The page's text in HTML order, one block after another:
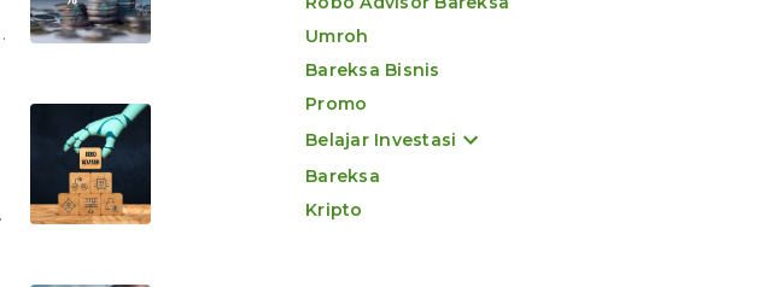
dengan yang hanya top up 2 kali
terakhir
Umroh
Bareksa Bisnis
Promo
Belajar Investasi
Bareksa
Kripto